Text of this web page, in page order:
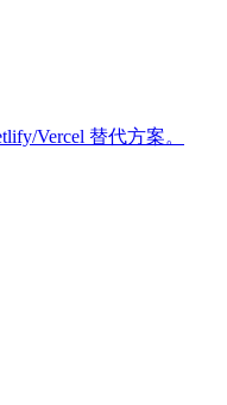
Vercel 替代方案。